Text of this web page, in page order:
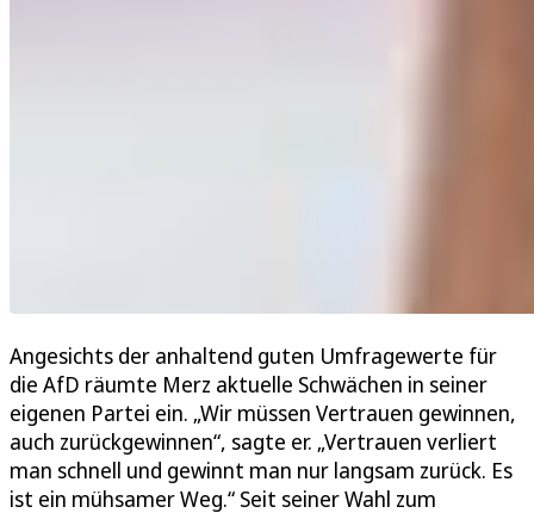
Angesichts der anhaltend guten Umfragewerte für
die AfD räumte Merz aktuelle Schwächen in seiner
eigenen Partei ein. „Wir müssen Vertrauen gewinnen,
auch zurückgewinnen“, sagte er. „Vertrauen verliert
man schnell und gewinnt man nur langsam zurück. Es
ist ein mühsamer Weg.“ Seit seiner Wahl zum